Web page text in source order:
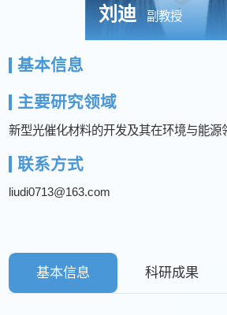
刘迪 副教授
基本信息
主要研究领域
新型光催化材料的开发及其在环境与能源
联系方式
liudi0713@163.com
基本信息 科研成果